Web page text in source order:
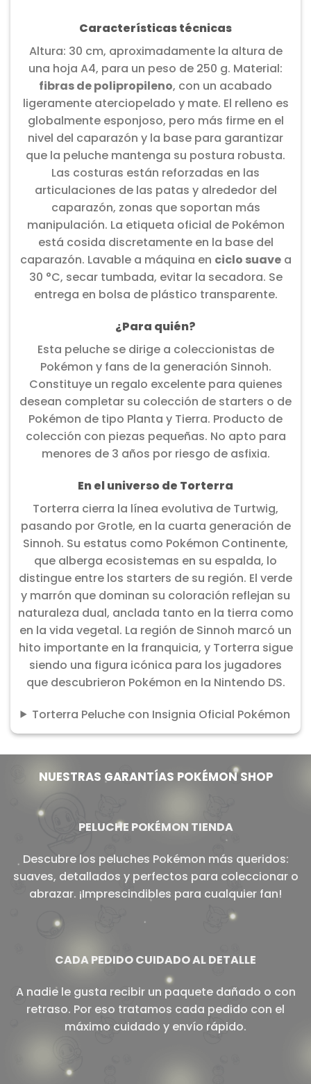
Características técnicas
Altura: 30 cm, aproximadamente la altura de
una hoja A4, para un peso de 250 g. Material:
fibras de polipropileno, con un acabado
ligeramente aterciopelado y mate. El relleno es
globalmente esponjoso, pero más firme en el
nivel del caparazón y la base para garantizar
que la peluche mantenga su postura robusta.
Las costuras están reforzadas en las
articulaciones de las patas y alrededor del
caparazón, zonas que soportan más
manipulación. La etiqueta oficial de Pokémon
está cosida discretamente en la base del
caparazón. Lavable a máquina en ciclo suavea
30 °C, secar tumbada, evitar la secadora. Se
entrega en bolsa de plástico transparente.
¿Para quién?
Esta peluche se dirige a coleccionistas de
Pokémon y fans de la generación Sinnoh.
Constituye un regalo excelente para quienes
desean completar su colección de starters o de
Pokémon de tipo Planta y Tierra. Producto de
colección con piezas pequeñas. No apto para
menores de 3 años por riesgo de asfixia.
En el universo de Torterra
Torterra cierra la línea evolutiva de Turtwig,
pasando por Grotle, en la cuarta generación de
Sinnoh. Su estatus como Pokémon Continente,
que alberga ecosistemas en su espalda, lo
distingue entre los starters de su región. El verde
y marrón que dominan su coloración reflejan su
naturaleza dual, anclada tanto en la tierra como
en la vida vegetal. La región de Sinnoh marcó un
hito importante en la franquicia, y Torterra sigue
siendo una figura icónica para los jugadores
que descubrieron Pokémon en la Nintendo DS.
Torterra Peluche con Insignia Oficial Pokémon
NUESTRAS GARANTÍAS POKÉMON SHOP
PELUCHE POKÉMON TIENDA
Descubre los peluches Pokémon más queridos:
suaves, detallados y perfectos para coleccionar o
abrazar. ¡Imprescindibles para cualquier fan!
CADA PEDIDO CUIDADO AL DETALLE
A nadie le gusta recibir un paquete dañado o con
retraso. Por eso tratamos cada pedido con el
máximo cuidado y envío rápido.